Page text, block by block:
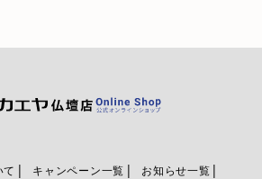
キャンペーン一覧
お知らせ一覧